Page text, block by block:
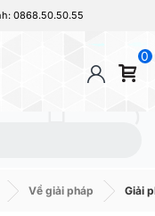
0868.50.50.55
0
Về giải pháp Giải